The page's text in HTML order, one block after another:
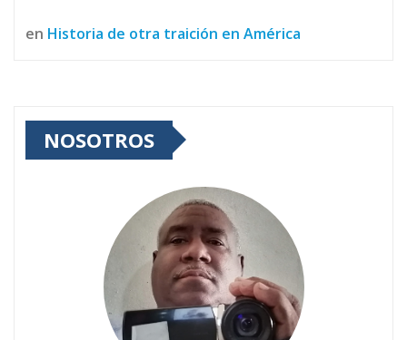
en Historia de otra traición en América
NOSOTROS